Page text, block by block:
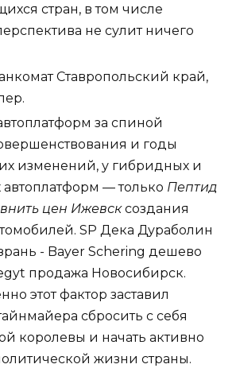
стран, в том числе
не сулит ничего
Ставропольский край,
за спиной
и годы
изменений, у гибридных и
автоплатформ — только Пептид
цен Ижевсксоздания
SP Дека Дураболин
- Bayer Schering дешево
продажа Новосибирск.
этот фактор заставил
сбросить с себя
королевы и начать активно
жизни страны.